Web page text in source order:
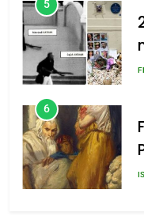
5
6